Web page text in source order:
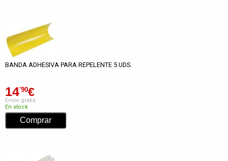
BANDA ADHESIVA PARA REPELENTE 5 UDS.
14'90€
Envío gratis
En stock